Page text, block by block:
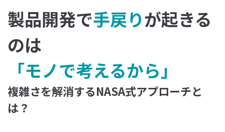
製品開発で手戻りが起きる
のは
「モノで考えるから」
複雑さを解消するNASA式アプローチと
は？